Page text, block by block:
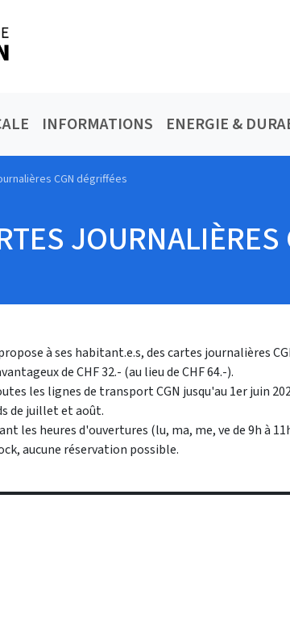
INFORMATIONS ENERGIE &
CGN dégriffées
à ses habitant.e.s, des cartes journalières
de CHF 32.- (au lieu de CHF 64.-).
les lignes de transport CGN jusqu'au 1er juin
de juillet et août.
les heures d'ouvertures (lu, ma, me, ve de 9h à
aucune réservation possible.